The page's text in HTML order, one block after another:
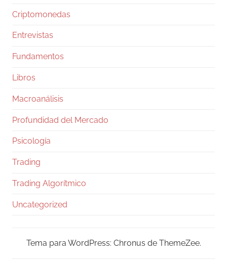
en dos días te van a llenar el feed de tablas
pará un segundo.
Los números, rápido: Fable 5 va 10 y 50
El dato más peligroso de la semana no
gobierno de EE. UU.
Fue la velocidad con la que el mercado
Criptomonedas
Entrevistas
Fundamentos
Libros
Macroanálisis
Profundidad del Mercado
Psicología
Trading
Trading Algorítmico
Uncategorized
Tema para WordPress: Chronus de ThemeZee.